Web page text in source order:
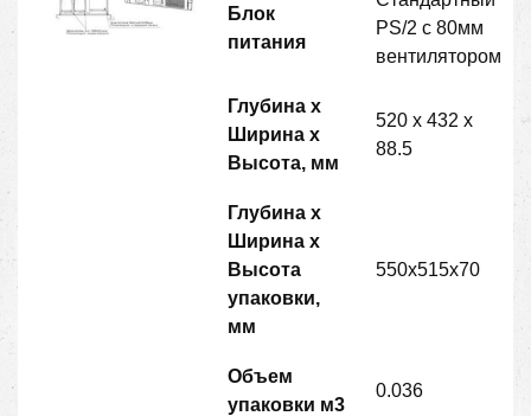
Блок
питания
PS/2 с 80мм
вентилятором
Глубина х
Ширина х
Высота, мм
520 х 432 х
88.5
Глубина х
Ширина х
Высота
упаковки,
мм
550x515x70
Объем
упаковки м3
0.036